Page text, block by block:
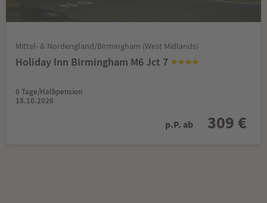
Mittel- & Nordengland/Birmingham (West Midlands)
Holiday Inn Birmingham M6 Jct 7
6 Tage/Halbpension
18.10.2026
p.P. ab 309 €